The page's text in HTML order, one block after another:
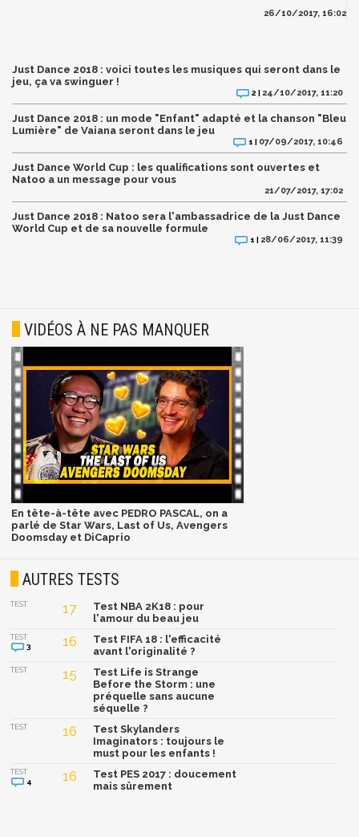
26/10/2017, 16:02
Just Dance 2018 : voici toutes les musiques qui seront dans le
jeu, ça va swinguer !
2 | 24/10/2017, 11:20
Just Dance 2018 : un mode "Enfant" adapté et la chanson "Bleu
Lumière" de Vaiana seront dans le jeu
1 | 07/09/2017, 10:46
Just Dance World Cup : les qualifications sont ouvertes et
Natoo a un message pour vous
21/07/2017, 17:02
Just Dance 2018 : Natoo sera l'ambassadrice de la Just Dance
World Cup et de sa nouvelle formule
1 | 28/06/2017, 11:39
VIDÉOS À NE PAS MANQUER
En tête-à-tête avec PEDRO PASCAL, on a
parlé de Star Wars, Last of Us, Avengers
Doomsday et DiCaprio
AUTRES TESTS
TEST 17
Test NBA 2K18 : pour
l'amour du beau jeu
TEST
3 16
Test FIFA 18 : l'efficacité
avant l'originalité ?
TEST 15
Test Life is Strange
Before the Storm : une
préquelle sans aucune
séquelle ?
TEST 16
Test Skylanders
Imaginators : toujours le
must pour les enfants !
TEST
4 16
Test PES 2017 : doucement
mais sûrement